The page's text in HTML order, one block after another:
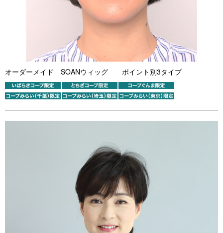
オーダーメイド SOANウィッグ ポイント別3タイプ